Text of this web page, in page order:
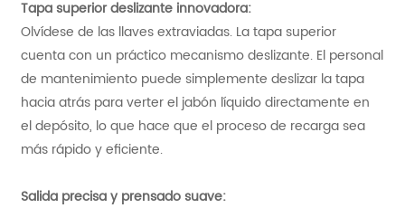
Tapa superior deslizante innovadora:
Olvídese de las llaves extraviadas. La tapa superior
cuenta con un práctico mecanismo deslizante. El personal
de mantenimiento puede simplemente deslizar la tapa
hacia atrás para verter el jabón líquido directamente en
el depósito, lo que hace que el proceso de recarga sea
más rápido y eficiente.
Salida precisa y prensado suave: